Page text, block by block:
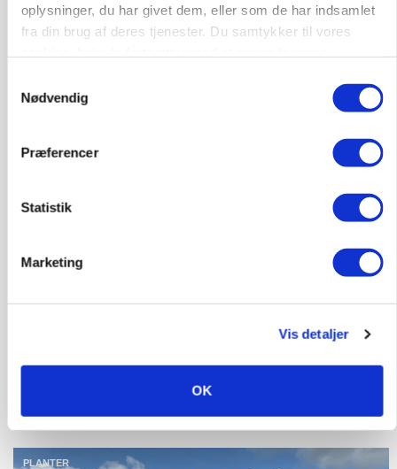
oplysninger, du har givet dem, eller som de har indsamlet
fra din brug af deres tjenester. Du samtykker til vores
Nødvendig
Præferencer
Statistik
Marketing
Vis detaljer
OK
POLITIK
»Nu stopper I«: Landbrugsdebattør og
gødskningslov
Snart kan man søge tilskud til naturprojekter
PLANTER